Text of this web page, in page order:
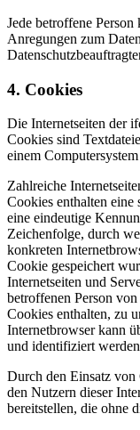
Jede betroffene
Anregungen zum
4. Cookies
Die Internetseiten der
Cookies sind
einem
Zahlreiche
Cookies enthalten
eine eindeutige
Zeichenfolge, durch
konkreten
Cookie gespeichert
Internetseiten und
betroffenen Person
Cookies enthalten, zu
Internetbrowser kann
und identifiziert
Durch den Einsatz
den Nutzern dieser
bereitstellen, die ohne